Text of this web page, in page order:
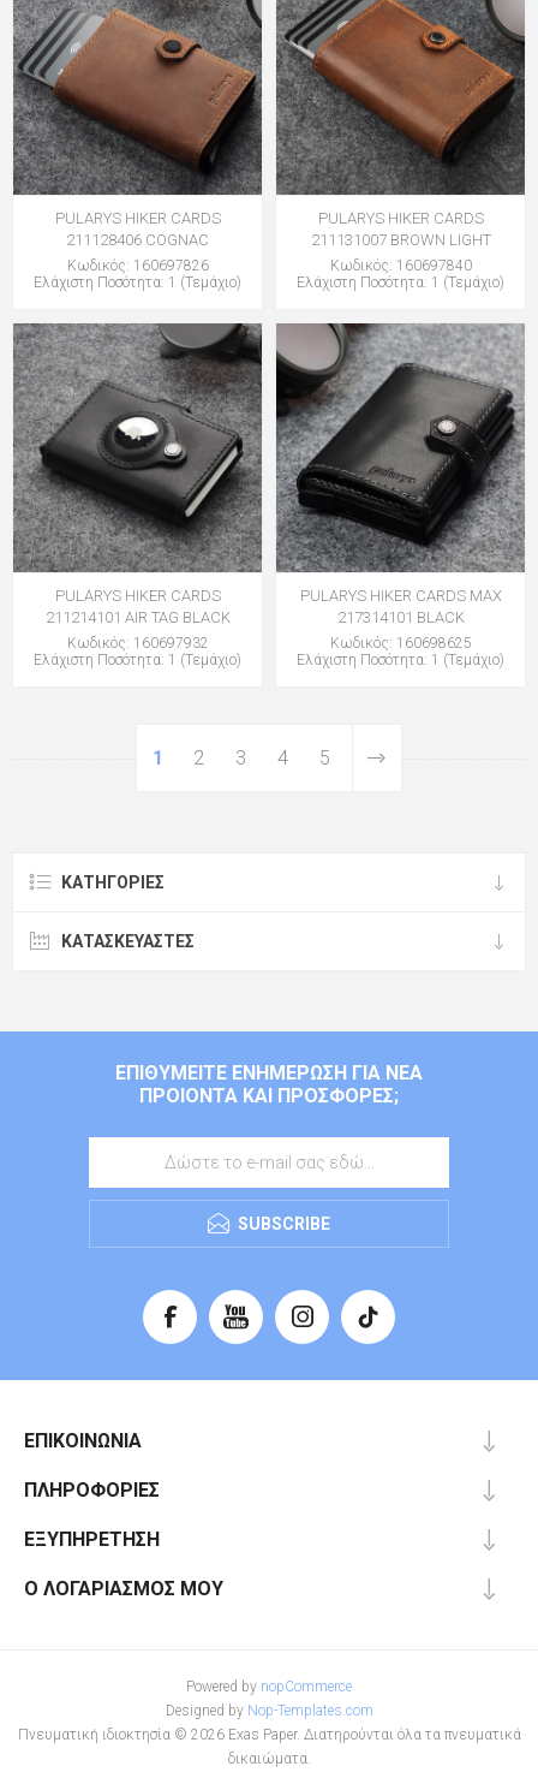
PULARYS HIKER CARDS
211128406 COGNAC
Κωδικός: 160697826
Ελάχιστη Ποσότητα: 1 (Τεμάχιο)
PULARYS HIKER CARDS
211131007 BROWN LIGHT
Κωδικός: 160697840
Ελάχιστη Ποσότητα: 1 (Τεμάχιο)
PULARYS HIKER CARDS
211214101 AIR TAG BLACK
Κωδικός: 160697932
Ελάχιστη Ποσότητα: 1 (Τεμάχιο)
PULARYS HIKER CARDS MAX
217314101 BLACK
Κωδικός: 160698625
Ελάχιστη Ποσότητα: 1 (Τεμάχιο)
1 2 3 4 5
ΚΑΤΗΓΟΡΊΕΣ
ΚΑΤΑΣΚΕΥΑΣΤΈΣ
ΕΠΙΘΥΜΕΊΤΕ ΕΝΗΜΈΡΩΣΗ ΓΙΑ ΝΈΑ
ΠΡΟΙΌΝΤΑ ΚΑΙ ΠΡΟΣΦΟΡΈΣ;
SUBSCRIBE
ΕΠΙΚΟΙΝΩΝΊΑ
ΠΛΗΡΟΦΟΡΊΕΣ
ΕΞΥΠΗΡΈΤΗΣΗ
Ο ΛΟΓΑΡΙΑΣΜΌΣ ΜΟΥ
Powered by nopCommerce
Designed by Nop-Templates.com
Πνευματική ιδιοκτησία © 2026 Exas Paper. Διατηρούνται όλα τα πνευματικά
δικαιώματα.